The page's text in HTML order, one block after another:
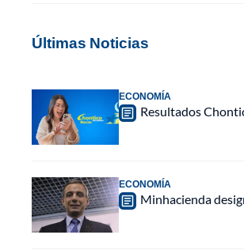
Últimas Noticias
ECONOMÍA
Resultados
ECONOMÍA
Minhacienda